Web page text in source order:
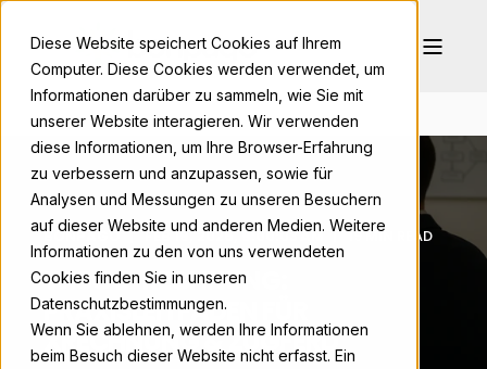
Diese Website speichert Cookies auf Ihrem
Computer. Diese Cookies werden verwendet, um
Informationen darüber zu sammeln, wie Sie mit
unserer Website interagieren. Wir verwenden
diese Informationen, um Ihre Browser-Erfahrung
zu verbessern und anzupassen, sowie für
Analysen und Messungen zu unseren Besuchern
auf dieser Website und anderen Medien. Weitere
Informationen zu den von uns verwendeten
Cookies finden Sie in unseren
Datenschutzbestimmungen.
Wenn Sie ablehnen, werden Ihre Informationen
beim Besuch dieser Website nicht erfasst. Ein
BONPAGO FEB 19, 2026, 9:00:03 AM 19 MIN READ
WISO E-RECHNUNG:
PRAXISLEITFADEN FÜR
XRECHNUNG & ZUGFERD